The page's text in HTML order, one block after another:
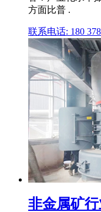
方面比普 .
联系电话: 180
非金属矿